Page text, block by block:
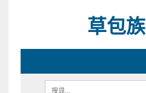
草包